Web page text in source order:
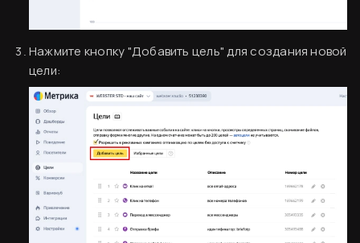
Нажмите кнопку "Добавить цель" для создания новой
цели: